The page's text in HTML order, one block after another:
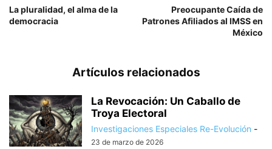
La pluralidad, el alma de la
democracia
Preocupante Caída de
Patrones Afiliados al IMSS en
México
Artículos relacionados
La Revocación: Un Caballo de
Troya Electoral
Investigaciones Especiales Re-Evolución -
23 de marzo de 2026